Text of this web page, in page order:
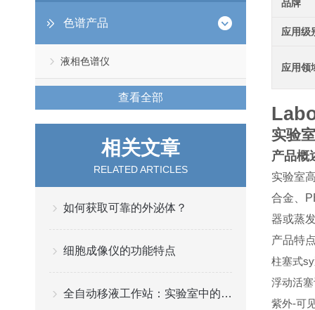
色谱产品
液相色谱仪
查看全部
相关文章
RELATED ARTICLES
如何获取可靠的外泌体？
细胞成像仪的功能特点
全自动移液工作站：实验室中的高效液体处理解决方案
品牌
应用级
应用领
实验
产品概
实验室
合金、
器或蒸
产品特
柱塞式
浮动活
紫外-可